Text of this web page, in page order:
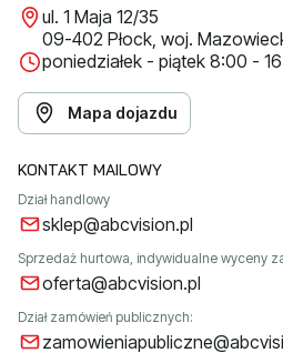
ul. 1 Maja 12/35
09-402 Płock, woj.
poniedziałek - piątek 8:00 -
Mapa dojazdu
KONTAKT MAILOWY
Dział handlowy
sklep@abcvision.pl
Sprzedaż hurtowa, indywidualne wyceny
oferta@abcvision.pl
Dział zamówień publicznych: